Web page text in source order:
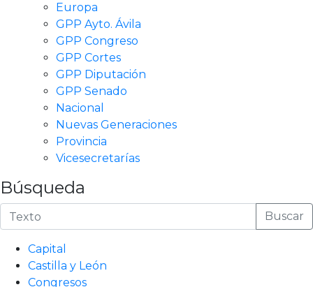
Europa
GPP Ayto. Ávila
GPP Congreso
GPP Cortes
GPP Diputación
GPP Senado
Nacional
Nuevas Generaciones
Provincia
Vicesecretarías
Búsqueda
Buscar
Capital
Castilla y León
Congresos